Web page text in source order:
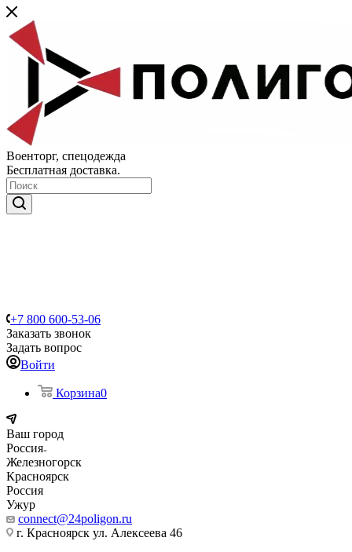
Военторг, спецодежда
Бесплатная доставка.
+7 800 600-53-06
Заказать звонок
Задать вопрос
Войти
Корзина0
Ваш город
Россия
Железногорск
Красноярск
Россия
Ужур
connect@24poligon.ru
г. Красноярск ул. Алексеева 46